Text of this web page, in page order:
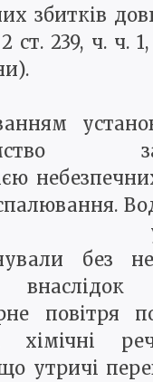
збитків
ст. 239, ч. ч.
без
повітря
хімічні
утричі